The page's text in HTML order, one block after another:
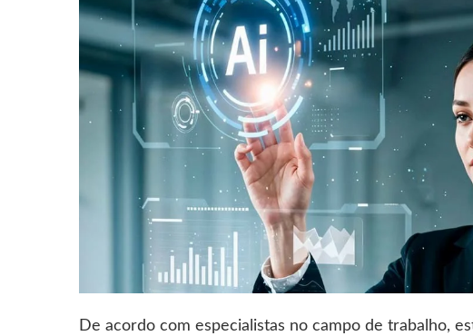
De acordo com especialistas no campo de trabalho,